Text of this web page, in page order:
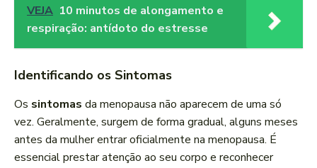
VEJA 10 minutos de alongamento e
respiração: antídoto do estresse
Identificando os Sintomas
Os sintomas da menopausa não aparecem de uma só
vez. Geralmente, surgem de forma gradual, alguns meses
antes da mulher entrar oficialmente na menopausa. É
essencial prestar atenção ao seu corpo e reconhecer